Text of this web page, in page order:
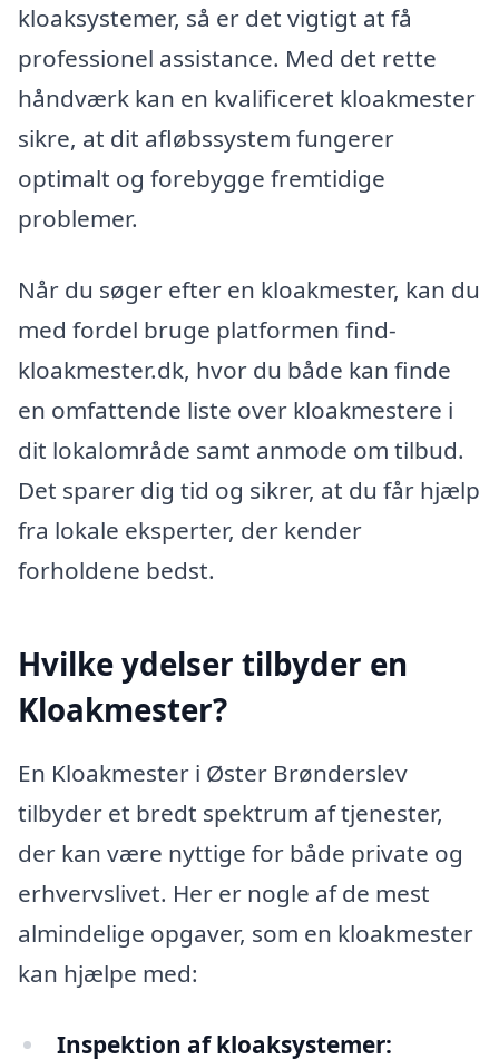
kloaksystemer, så er det vigtigt at få
professionel assistance. Med det rette
håndværk kan en kvalificeret kloakmester
sikre, at dit afløbssystem fungerer
optimalt og forebygge fremtidige
problemer.
Når du søger efter en kloakmester, kan du
med fordel bruge platformen find-
kloakmester.dk, hvor du både kan finde
en omfattende liste over kloakmestere i
dit lokalområde samt anmode om tilbud.
Det sparer dig tid og sikrer, at du får hjælp
fra lokale eksperter, der kender
forholdene bedst.
Hvilke ydelser tilbyder en
Kloakmester?
En Kloakmester i Øster Brønderslev
tilbyder et bredt spektrum af tjenester,
der kan være nyttige for både private og
erhvervslivet. Her er nogle af de mest
almindelige opgaver, som en kloakmester
kan hjælpe med:
Inspektion af kloaksystemer: